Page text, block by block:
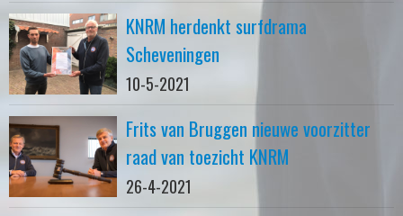
KNRM herdenkt surfdrama
Scheveningen
10-5-2021
Frits van Bruggen nieuwe voorzitter
raad van toezicht KNRM
26-4-2021